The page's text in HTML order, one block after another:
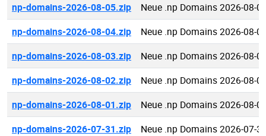
np-domains-2026-08-05.zip
Neue .np Domains 2026-08-
np-domains-2026-08-04.zip
Neue .np Domains 2026-08-
np-domains-2026-08-03.zip
Neue .np Domains 2026-08-
np-domains-2026-08-02.zip
Neue .np Domains 2026-08-
np-domains-2026-08-01.zip
Neue .np Domains 2026-08-
np-domains-2026-07-31.zip
Neue .np Domains 2026-07-